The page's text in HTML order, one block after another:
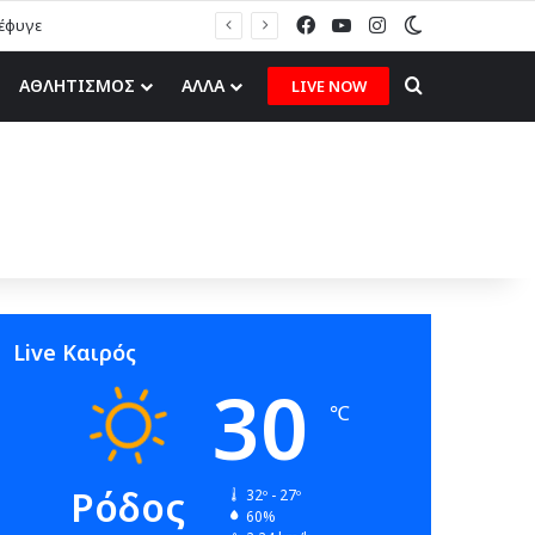
FacebookYouTubeInstagram
ΑΘΛΗΤΙΣΜΟΣ ΑΛΛΑ LIVE NOW Search for
Live Καιρός
Ρόδος
30 ℃
32º - 27º
60%